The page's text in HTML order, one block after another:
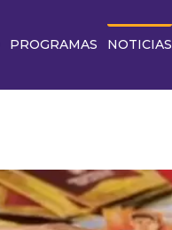
PROGRAMAS NOTICIAS